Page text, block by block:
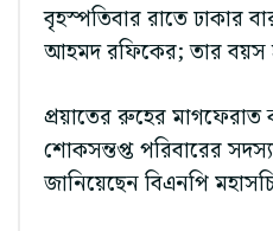
বৃহস্পতিবার রাতে ঢাকার
আহমদ রফিকের; তার বয়স
প্রয়াতের রুহের মাগফেরাত
শোকসন্তপ্ত পরিবারের
জানিয়েছেন বিএনপি